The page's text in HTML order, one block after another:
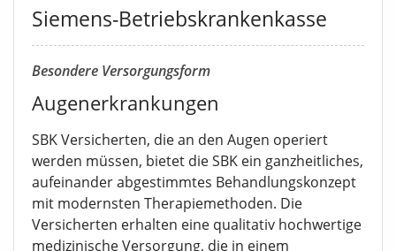
Siemens-Betriebskrankenkasse
Besondere Versorgungsform
Augenerkrankungen
SBK Versicherten, die an den Augen operiert
werden müssen, bietet die SBK ein ganzheitliches,
aufeinander abgestimmtes Behandlungskonzept
mit modernsten Therapiemethoden. Die
Versicherten erhalten eine qualitativ hochwertige
medizinische Versorgung, die in einem